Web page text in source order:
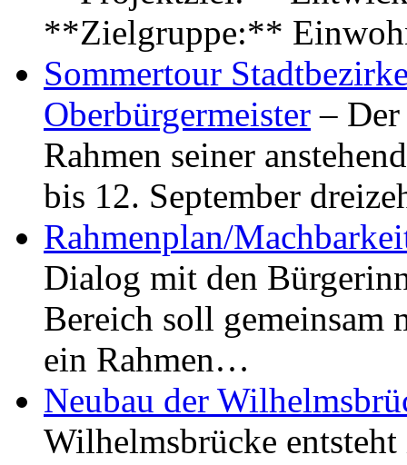
**Zielgruppe:**
Sommertour
Oberbürgermeister –
Rahmen seiner
bis 12. September
Rahmenplan/
Dialog mit den
Bereich soll gemeinsam
ein Rahmen…
Neubau der
Wilhelmsbrücke